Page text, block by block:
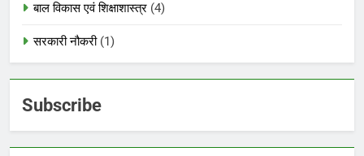
बाल विकास एवं शिक्षाशास्त्र (4)
सरकारी नौकरी(1)
Subscribe